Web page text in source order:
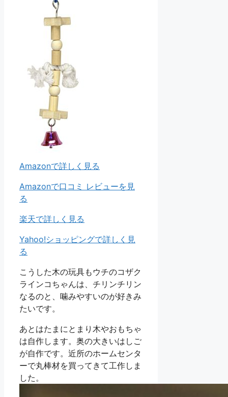
Amazonで詳しく見る
Amazonで口コミ レビューを見
る
楽天で詳しく見る
Yahoo!ショッピングで詳しく見
る
こうした木の玩具もウチのコザク
ラインコちゃんは、チリンチリン
なるのと、噛みやすいのが好きみ
たいです。
あとはたまにとまり木やおもちゃ
は自作します。奥の大きいはしご
が自作です。近所のホームセンタ
ーで丸棒材を買ってきて工作しま
した。